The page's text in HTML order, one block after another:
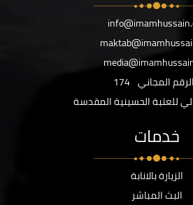
الرقم المجاني 174
للعتبة الحسينية المقدسة
خدمات
الزيارة بالانابة
البث المباشر